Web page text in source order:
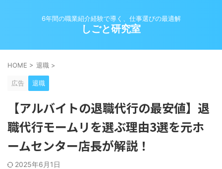
6年間の職業紹介経験で導く、仕事選びの最適解
しごと研究室
HOME > 退職 >
広告 退職
【アルバイトの退職代行の最安値】退
職代行モームリを選ぶ理由3選を元ホ
ームセンター店長が解説！
2025年6月1日